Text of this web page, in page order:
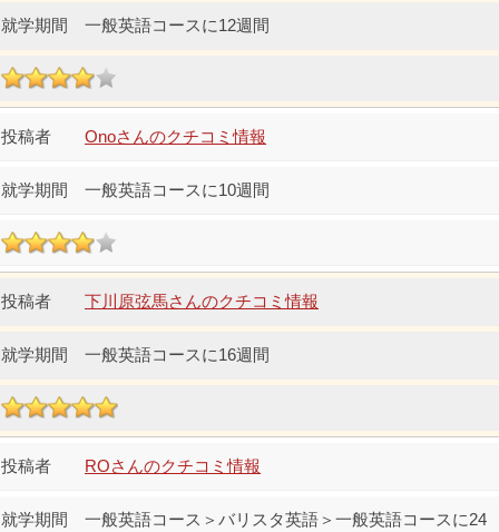
一般英語コースに12週間
Onoさんのクチコミ情報
一般英語コースに10週間
下川原弦馬さんのクチコミ情報
一般英語コースに16週間
ROさんのクチコミ情報
一般英語コース＞バリスタ英語＞一般英語コースに24